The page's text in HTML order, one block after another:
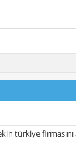
türkiye firmasını